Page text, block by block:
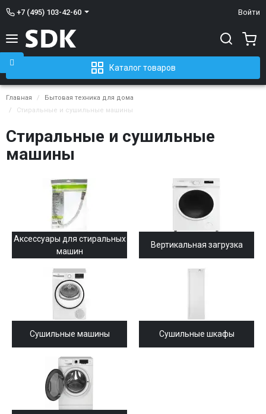
+7 (495) 103-42-60 Войти
Каталог товаров
Главная
Бытовая техника для дома
Стиральные и сушильные машины
Стиральные и сушильные
машины
Аксессуары для стиральных
машин
Вертикальная загрузка
Сушильные машины Сушильные шкафы